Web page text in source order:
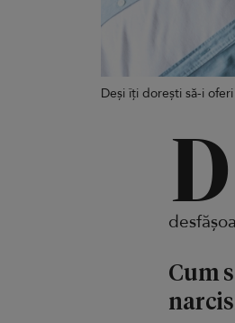
Deși îți dorești să-i
D
Cum